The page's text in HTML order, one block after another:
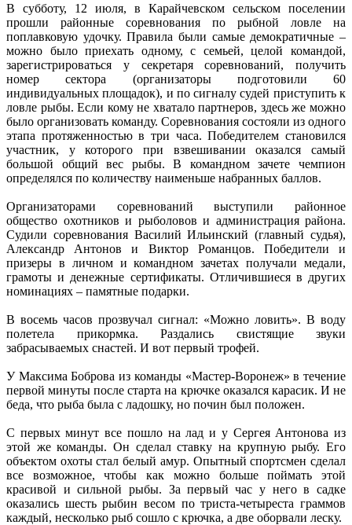
В субботу, 12 июля, в Карайчевском сельском поселении
прошли районные соревнования по рыбной ловле на
поплавковую удочку. Правила были самые демократичные –
можно было приехать одному, с семьей, целой командой,
зарегистрироваться у секретаря соревнований, получить
номер сектора (организаторы подготовили 60
индивидуальных площадок), и по сигналу судей приступить к
ловле рыбы. Если кому не хватало партнеров, здесь же можно
было организовать команду. Соревнования состояли из одного
этапа протяженностью в три часа. Победителем становился
участник, у которого при взвешивании оказался самый
большой общий вес рыбы. В командном зачете чемпион
определялся по количеству наименьше набранных баллов.
Организаторами соревнований выступили районное
общество охотников и рыболовов и администрация района.
Судили соревнования Василий Ильинский (главный судья),
Александр Антонов и Виктор Романцов. Победители и
призеры в личном и командном зачетах получали медали,
грамоты и денежные сертификаты. Отличившиеся в других
номинациях – памятные подарки.
В восемь часов прозвучал сигнал: «Можно ловить». В воду
полетела прикормка. Раздались свистящие звуки
забрасываемых снастей. И вот первый трофей.
У Максима Боброва из команды «Мастер-Воронеж» в течение
первой минуты после старта на крючке оказался карасик. И не
беда, что рыба была с ладошку, но почин был положен.
С первых минут все пошло на лад и у Сергея Антонова из
этой же команды. Он сделал ставку на крупную рыбу. Его
объектом охоты стал белый амур. Опытный спортсмен сделал
все возможное, чтобы как можно больше поймать этой
красивой и сильной рыбы. За первый час у него в садке
оказались шесть рыбин весом по триста-четыреста граммов
каждый, несколько рыб сошло с крючка, а две оборвали леску.